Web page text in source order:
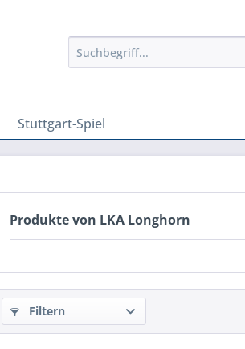
Stuttgart-Spiel
Produkte von LKA Longhorn
Filtern